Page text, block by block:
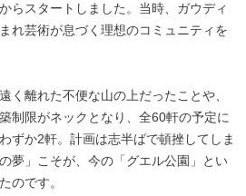
らスタートしました。当時、ガウディ
れ芸術が息づく理想のコミュニティを
く離れた不便な山の上だったことや、
制限がネックとなり、全60軒の予定に
ずか2軒。計画は志半ばで頓挫してしま
夢」こそが、今の「グエル公園」とい
のです。